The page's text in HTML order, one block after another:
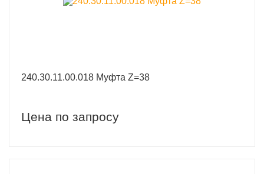
240.30.11.00.018 Муфта Z=38
Цена по запросу